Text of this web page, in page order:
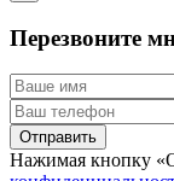
Перезвоните
Отправить
Нажимая кнопку